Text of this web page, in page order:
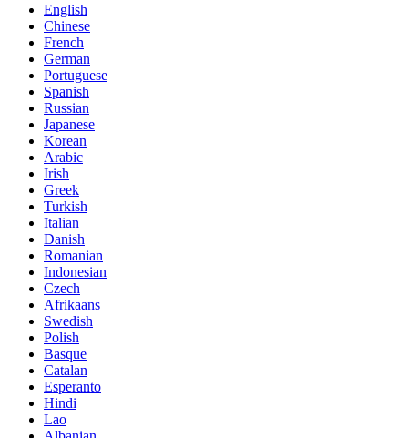
English
Chinese
French
German
Portuguese
Spanish
Russian
Japanese
Korean
Arabic
Irish
Greek
Turkish
Italian
Danish
Romanian
Indonesian
Czech
Afrikaans
Swedish
Polish
Basque
Catalan
Esperanto
Hindi
Lao